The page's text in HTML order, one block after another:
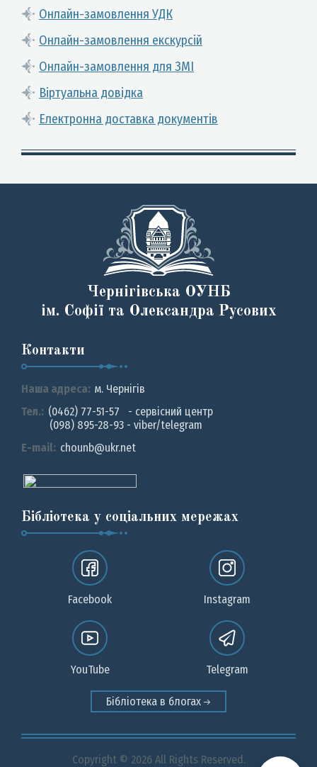
Онлайн-замовлення УДК
Онлайн-замовлення екскурсій
Онлайн-замовлення для ЗМІ
Віртуальна довідка
Електронна доставка документів
Чернігівська ОУНБ
ім. Софії та Олександра Русових
Контакти
Наша адреса: м. Чернiгiв
Тел.: (0462) 77-51-57 - сервісний центр
(098) 895-28-93 - viber/telegram
E-mail: chounb@ukr.net
Бібліотека у соціальних мережах
Facebook Instagram
YouTube Telegram
Бібліотека в блогах
Copyright © 2026 All Rights Reserved.